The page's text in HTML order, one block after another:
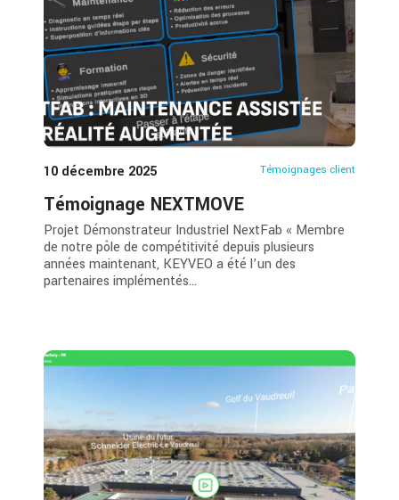
10 décembre 2025 Témoignages client
Témoignage NEXTMOVE
Projet Démonstrateur Industriel NextFab « Membre
de notre pôle de compétitivité depuis plusieurs
années maintenant, KEYVEO a été l’un des
partenaires implémentés...